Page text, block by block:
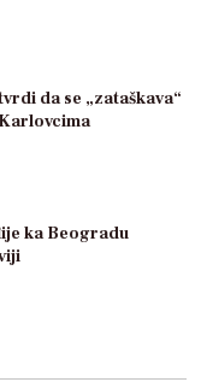
da se „zataškava“
ka Beogradu